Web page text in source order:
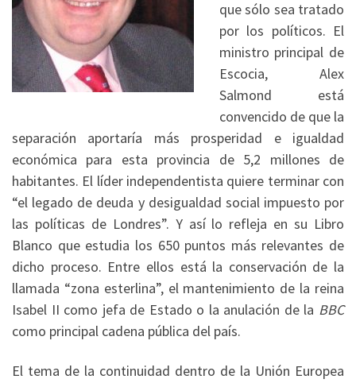
que sólo sea tratado
por los políticos. El
ministro principal de
Escocia, Alex
Salmond está
convencido de que la
separación aportaría más prosperidad e igualdad
económica para esta provincia de 5,2 millones de
habitantes. El líder independentista quiere terminar con
“el legado de deuda y desigualdad social impuesto por
las políticas de Londres”. Y así lo refleja en su Libro
Blanco que estudia los 650 puntos más relevantes de
dicho proceso. Entre ellos está la conservación de la
llamada “zona esterlina”, el mantenimiento de la reina
Isabel II como jefa de Estado o la anulación de la BBC
como principal cadena pública del país.
El tema de la continuidad dentro de la Unión Europea